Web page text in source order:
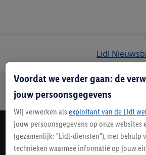
Lidl
Jouw voordelen bij ons als Lidl
Gratis retourneren Veilig winkelen
Lidl Nieuwsbrief
Schrijf je in
Voordat we verder gaan: de
jouw persoonsgegevens
Wij verwerken als exploitant van de Lidl
jouw persoonsgegevens op onze websites
(gezamenlijk: "Lidl-diensten"), met behulp
technieken waarmee informatie op jouw